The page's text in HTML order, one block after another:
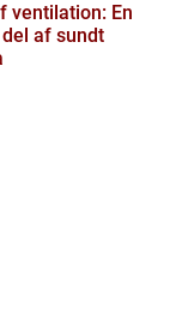
ventilation: En
af sundt